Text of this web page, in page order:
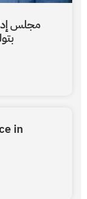
مجلس
in